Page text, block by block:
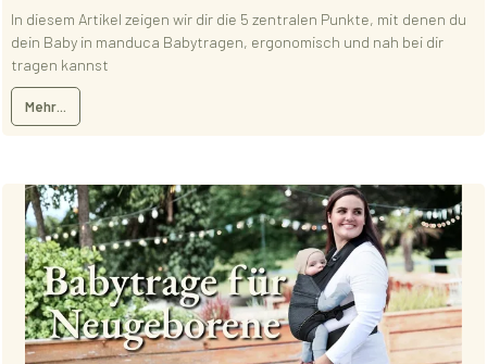
In diesem Artikel zeigen wir dir die 5 zentralen Punkte, mit denen du
dein Baby in manduca Babytragen, ergonomisch und nah bei dir
tragen kannst
Mehr...